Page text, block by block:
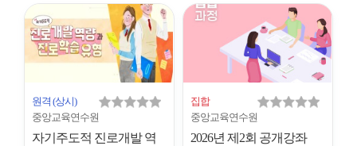
개
수
원격 (상시)
중앙교육연수원
자기주도적 진로개발 역
집합
중앙교육연수원
2026년 제2회 공개강좌